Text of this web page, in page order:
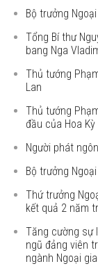
Bộ trưởng
Tổng Bí thư
bang Nga
Thủ tướng
Lan
Thủ tướng
đầu của Hoa Kỳ
Người phát
Bộ trưởng
Thứ trưởng
kết quả 2 năm
Tăng cường sự
ngũ đảng viên
ngành Ngoại